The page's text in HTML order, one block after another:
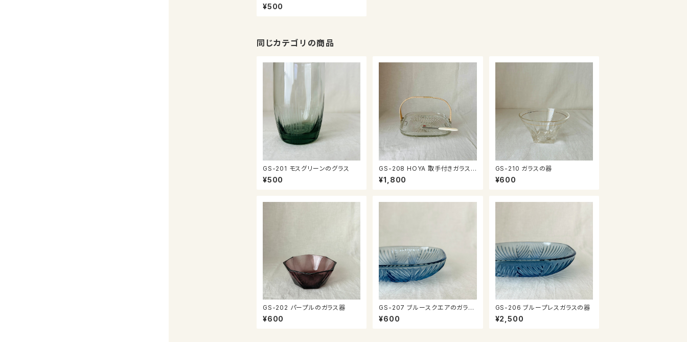
¥500
同じカテゴリの商品
GS-201 モスグリーンのグラス
¥500
GS-208 HOYA 取手付きガラス
皿
¥1,800
GS-210 ガラスの器
¥600
GS-202 パープルのガラス器
¥600
GS-207 ブルースクエアのガラス
器
¥600
GS-206 ブループレスガラスの器
¥2,500